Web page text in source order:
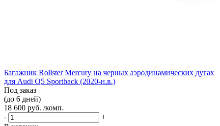
Багажник Rollster Mercury на черных аэродинамических дугах
для Audi Q5 Sportback (2020-н.в.)
Под заказ
(до 6 дней)
18 600 руб. /комп.
-
+